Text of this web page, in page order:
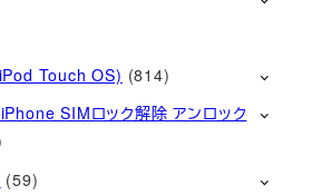
Touch OS) (814)
SIMロック解除 アンロック
(59)